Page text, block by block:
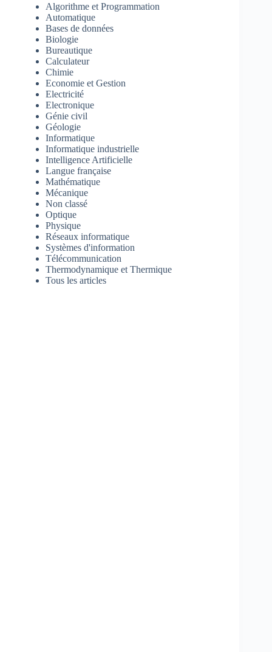
Algorithme et Programmation
Automatique
Bases de données
Biologie
Bureautique
Calculateur
Chimie
Economie et Gestion
Electricité
Electronique
Génie civil
Géologie
Informatique
Informatique industrielle
Intelligence Artificielle
Langue française
Mathématique
Mécanique
Non classé
Optique
Physique
Réseaux informatique
Systèmes d'information
Télécommunication
Thermodynamique et Thermique
Tous les articles